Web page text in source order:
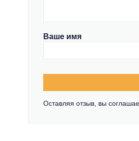
Ваше имя
Оставляя отзыв, вы